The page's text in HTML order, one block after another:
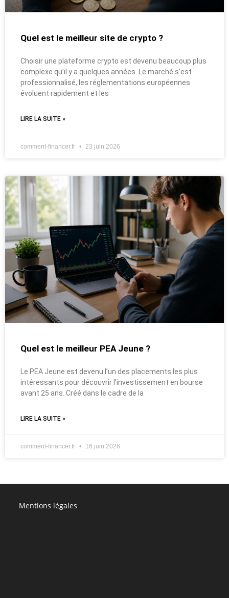
Quel est le meilleur site de crypto ?
Choisir une plateforme crypto est devenu beaucoup plus
complexe qu’il y a quelques années. Le marché s’est
professionnalisé, les réglementations européennes
évoluent rapidement et les
LIRE LA SUITE »
comment-financer.fr 23 juin 2026
Quel est le meilleur PEA Jeune ?
Le PEA Jeune est devenu l’un des placements les plus
intéressants pour découvrir l’investissement en bourse
avant 25 ans. Créé dans le cadre de la
LIRE LA SUITE »
comment-financer.fr 16 juin 2026
Mentions légales